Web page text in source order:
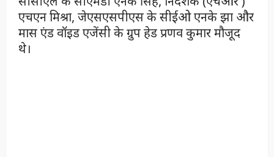
एचएन मिश्रा, जेएसएसपीएस के सीईओ एनके झा और
मास एंड वॉइड एजेंसी के ग्रुप हेड प्रणव कुमार मौजूद
थे।